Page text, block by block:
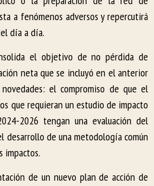
a fenómenos adversos y repercutirá
día a día.
el objetivo de no pérdida de
neta que se incluyó en el anterior
el compromiso de que el
que requieran un estudio de impacto
2026 tengan una evaluación del
desarrollo de una metodología común
impactos.
de un nuevo plan de acción de